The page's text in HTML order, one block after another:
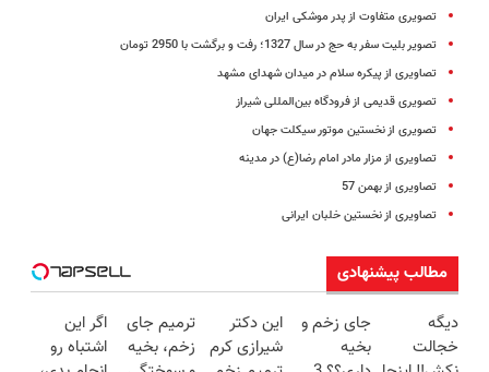
تصویری متفاوت از پدر موشکی ایران
تصویر بلیت سفر به حج در سال 1327؛ رفت و برگشت با 2950 تومان
تصاویری از پیکره سلام در میدان شهدای مشهد
تصویری قدیمی از فرودگاه بین‌المللی شیراز
تصویری از نخستین موتور سیکلت جهان
تصاویری از مزار مادر امام رضا(ع) در مدینه
تصاویری از بهمن 57
تصاویری از نخستین خلبان ایرانی
مطالب پیشنهادی
دیگه
خجالت
جای زخم و
بخیه
این دکتر
شیرازی کرم
ترمیم جای
زخم، بخیه
اگر این
اشتباه رو